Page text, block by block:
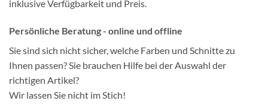
inklusive Verfügbarkeit und Preis.
Persönliche Beratung - online und offline
Sie sind sich nicht sicher, welche Farben und Schnitte zu
Ihnen passen? Sie brauchen Hilfe bei der Auswahl der
richtigen Artikel?
Wir lassen Sie nicht im Stich!